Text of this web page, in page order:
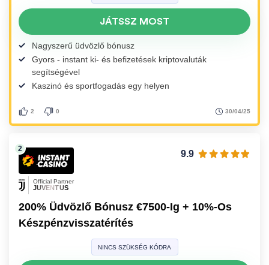
30/04/25
Nagyszerű üdvözlő bónusz
Gyors - instant ki- és befizetések kriptovaluták
segítségével
Kaszinó és sportfogadás egy helyen
JÁTSSZ MOST
2 0
200% Üdvözlő Bónusz €7500-Ig + 10%-Os
Készpénzvisszatérítés
Official Partner
JUVENTUS
9.9
NINCS SZÜKSÉG KÓDRA